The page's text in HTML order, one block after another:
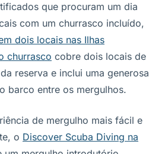
que procuram um dia
com um churrasco incluído,
dois locais nas Ilhas
churrasco cobre dois locais de
reserva e inclui uma generosa
barco entre os mergulhos.
de mergulho mais fácil e
o Discover Scuba Diving na